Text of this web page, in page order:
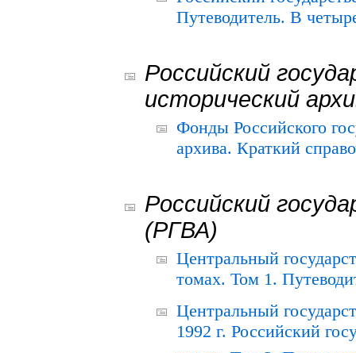
Путеводитель. В
Российский
исторический
Фонды Российского
архива. Краткий
Российский
(РГВА)
Центральный
томах. Том 1.
Центральный
1992 г. Российский